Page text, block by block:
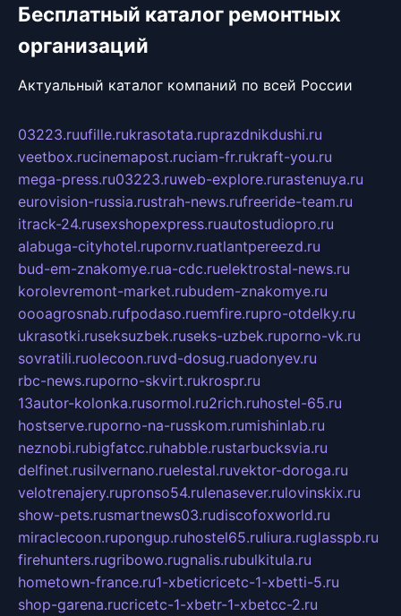
Бесплатный каталог ремонтных
организаций
Актуальный каталог компаний по всей России
03223.ruufille.rukrasotata.ruprazdnikdushi.ru
veetbox.rucinemapost.ruciam-fr.rukraft-you.ru
mega-press.ru03223.ruweb-explore.rurastenuya.ru
eurovision-russia.rustrah-news.rufreeride-team.ru
itrack-24.rusexshopexpress.ruautostudiopro.ru
alabuga-cityhotel.rupornv.ruatlantpereezd.ru
bud-em-znakomye.rua-cdc.ruelektrostal-news.ru
korolevremont-market.rubudem-znakomye.ru
oooagrosnab.rufpodaso.ruemfire.rupro-otdelky.ru
ukrasotki.ruseksuzbek.ruseks-uzbek.ruporno-vk.ru
sovratili.ruolecoon.ruvd-dosug.ruadonyev.ru
rbc-news.ruporno-skvirt.rukrospr.ru
13autor-kolonka.rusormol.ru2rich.ruhostel-65.ru
hostserve.ruporno-na-russkom.rumishinlab.ru
neznobi.rubigfatcc.ruhabble.rustarbucksvia.ru
delfinet.rusilvernano.ruelestal.ruvektor-doroga.ru
velotrenajery.rupronso54.rulenasever.rulovinskix.ru
show-pets.rusmartnews03.rudiscofoxworld.ru
miraclecoon.rupongup.ruhostel65.ruliura.ruglasspb.ru
firehunters.rugribowo.rugnalis.rubulkitula.ru
hometown-france.ru1-xbeticricetc-1-xbetti-5.ru
shop-garena.rucricetc-1-xbetr-1-xbetcc-2.ru